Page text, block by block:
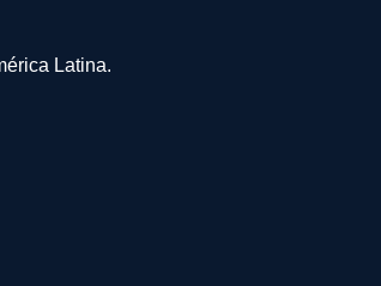
Latina.